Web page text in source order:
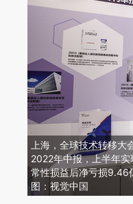
上海，全球技术转移
2022年中报，上半年
常性损益后净亏损9.46
图：视觉中国